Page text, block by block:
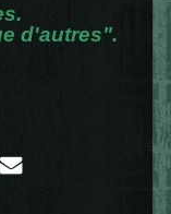
d'autres".